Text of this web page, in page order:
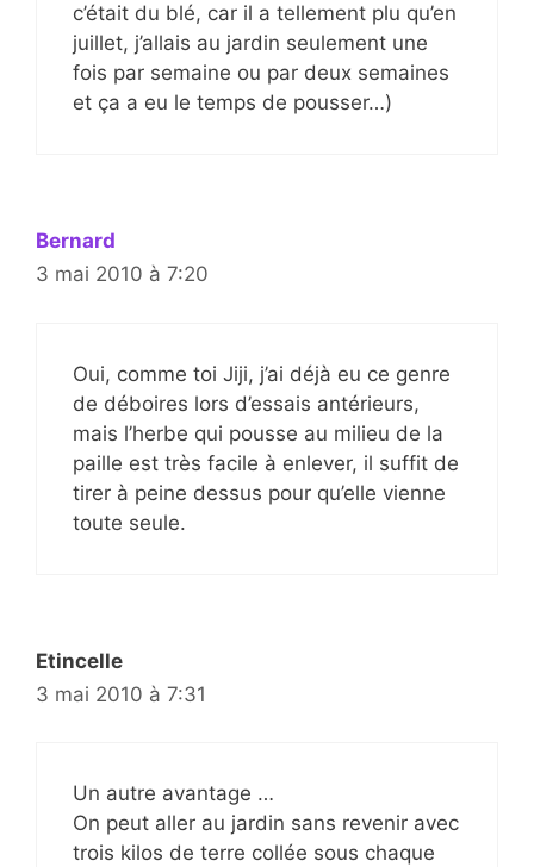
c’était du blé, car il a tellement plu qu’en
juillet, j’allais au jardin seulement une
fois par semaine ou par deux semaines
et ça a eu le temps de pousser…)
Bernard
3 mai 2010 à 7:20
Oui, comme toi Jiji, j’ai déjà eu ce genre
de déboires lors d’essais antérieurs,
mais l’herbe qui pousse au milieu de la
paille est très facile à enlever, il suffit de
tirer à peine dessus pour qu’elle vienne
toute seule.
Etincelle
3 mai 2010 à 7:31
Un autre avantage …
On peut aller au jardin sans revenir avec
trois kilos de terre collée sous chaque